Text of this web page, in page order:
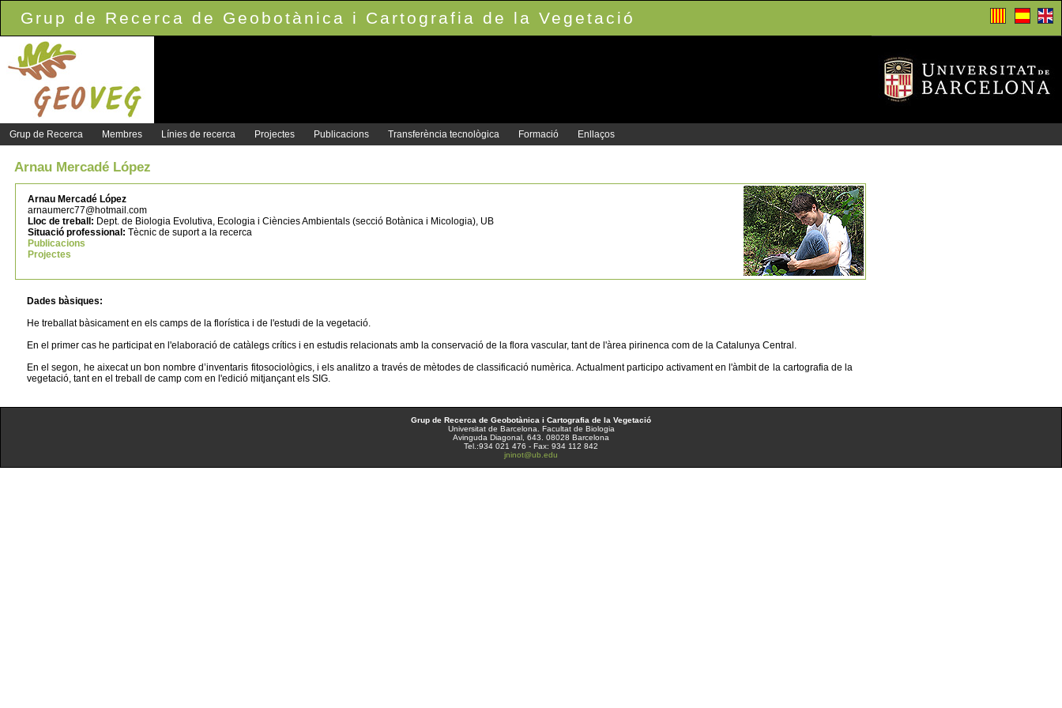
Grup de Recerca de Geobotànica i Cartografia de la Vegetació
Grup de Recerca Membres Línies de recerca Projectes Publicacions Transferència tecnològica Formació Enllaços
Arnau Mercadé López
Arnau Mercadé López
arnaumerc77@hotmail.com
Lloc de treball: Dept. de Biologia Evolutiva, Ecologia i Ciències Ambientals (secció Botànica i Micologia), UB
Situació professional: Tècnic de suport a la recerca
Publicacions
Projectes
Dades bàsiques:
He treballat bàsicament en els camps de la florística i de l'estudi de la vegetació.
En el primer cas he participat en l'elaboració de catàlegs crítics i en estudis relacionats amb la conservació de la flora vascular, tant de l'àrea pirinenca com de la Catalunya Central.
En el segon, he aixecat un bon nombre d’inventaris fitosociològics, i els analitzo a través de mètodes de classificació numèrica. Actualment participo activament en l'àmbit de la cartografia de la
vegetació, tant en el treball de camp com en l'edició mitjançant els SIG.
Grup de Recerca de Geobotànica i Cartografia de la Vegetació
Universitat de Barcelona. Facultat de Biologia
Avinguda Diagonal, 643. 08028 Barcelona
Tel.:934 021 476 - Fax: 934 112 842
jninot@ub.edu